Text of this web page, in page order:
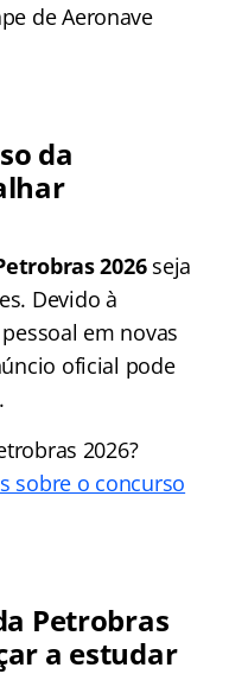
de Aeronave
da
2026seja
Devido à
em novas
oficial pode
2026?
sobre o concurso
Petrobras
a estudar